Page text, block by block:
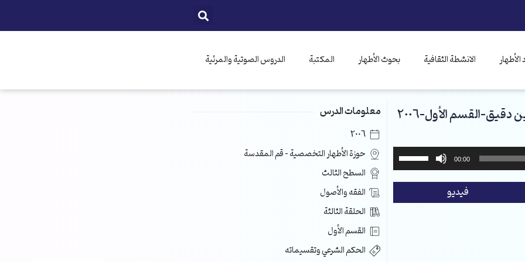
الانشطة الثقافية بحوث الأطهار المكتبة الدروس الصوتية والمرئية
00:00
استخدم
الأسهم
فيديو
معلومات الدرس
2006
حوزة الأطهار التخصصية – قم المقدسة
السطح الثالث
الفقه والأصول
الحلقة الثالثة
القسم الأول
الحكم الشرعي وتقسيماته